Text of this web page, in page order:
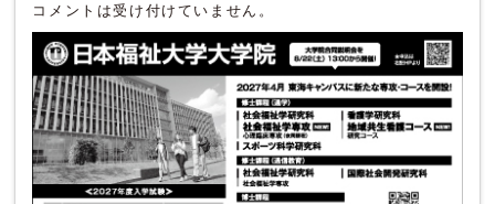
コメントは受け付けていません。